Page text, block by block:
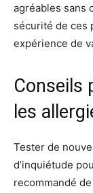
agréables sans
sécurité de ces
expérience de
Conseils
les
Tester de
d’inquiétude
recommandé